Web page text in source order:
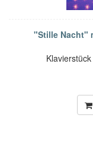
"Stille Nacht"